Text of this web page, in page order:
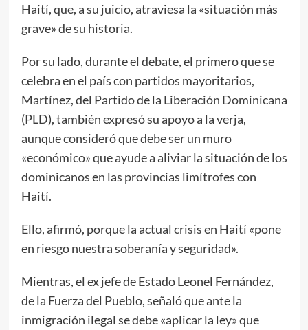
Haití, que, a su juicio, atraviesa la «situación más
grave» de su historia.
Por su lado, durante el debate, el primero que se
celebra en el país con partidos mayoritarios,
Martínez, del Partido de la Liberación Dominicana
(PLD), también expresó su apoyo a la verja,
aunque consideró que debe ser un muro
«económico» que ayude a aliviar la situación de los
dominicanos en las provincias limítrofes con
Haití.
Ello, afirmó, porque la actual crisis en Haití «pone
en riesgo nuestra soberanía y seguridad».
Mientras, el ex jefe de Estado Leonel Fernández,
de la Fuerza del Pueblo, señaló que ante la
inmigración ilegal se debe «aplicar la ley» que